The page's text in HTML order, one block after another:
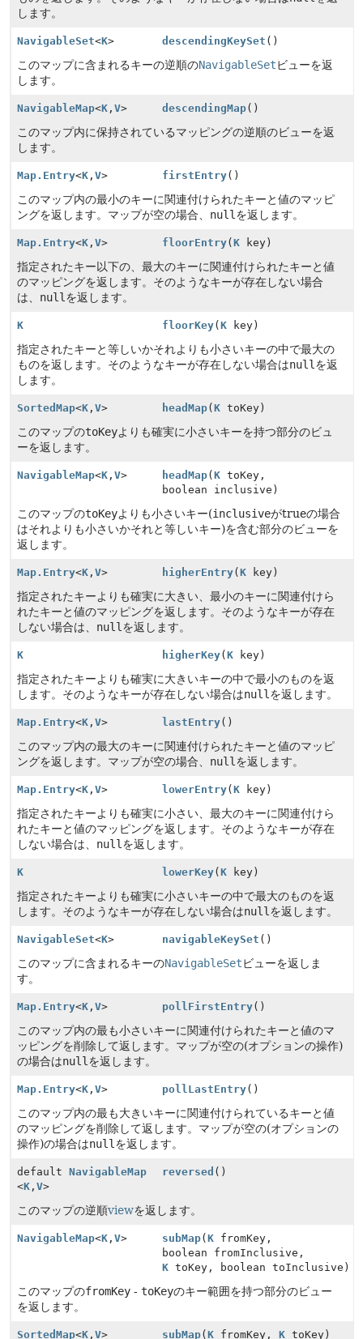
します。
NavigableSet<K> descendingKeySet ()
このマップに含まれるキーの逆順のNavigableSetビューを返
します。
NavigableMap<K , V> descendingMap()
このマップ内に保持されているマッピングの逆順のビューを返
します。
Map.Entry<K , V> firstEntry()
このマップ内の最小のキーに関連付けられたキーと値のマッピ
ングを返します。マップが空の場合、 null を返します。
Map.Entry<K , V> floorEntry(K key)
指定されたキー以下の、最大のキーに関連付けられたキーと値
のマッピングを返します。そのようなキーが存在しない場合
は、 null を返します。
K floorKey(K key)
指定されたキーと等しいかそれよりも小さいキーの中で最大の
ものを返します。そのようなキーが存在しない場合はnull を返
します。
SortedMap<K , V> headMap(K toKey)
このマップのtoKeyよりも確実に小さいキーを持つ部分のビュ
ーを返します。
NavigableMap<K , V> headMap(K toKey,
boolean inclusive)
このマップのtoKeyよりも小さいキー(inclusiveがtrueの場合
はそれよりも小さいかそれと等しいキー)を含む部分のビューを
返します。
Map.Entry<K , V> higherEntry(K key)
指定されたキーよりも確実に大きい、最小のキーに関連付けら
れたキーと値のマッピングを返します。そのようなキーが存在
しない場合は、 null を返します。
K higherKey(K key)
指定されたキーよりも確実に大きいキーの中で最小のものを返
します。そのようなキーが存在しない場合はnull を返します。
Map.Entry<K , V> lastEntry()
このマップ内の最大のキーに関連付けられたキーと値のマッピ
ングを返します。マップが空の場合、 null を返します。
Map.Entry<K , V> lowerEntry(K key)
指定されたキーよりも確実に小さい、最大のキーに関連付けら
れたキーと値のマッピングを返します。そのようなキーが存在
しない場合は、 null を返します。
K lowerKey(K key)
指定されたキーよりも確実に小さいキーの中で最大のものを返
します。そのようなキーが存在しない場合はnull を返します。
NavigableSet<K> navigableKeySet ()
このマップに含まれるキーのNavigableSetビューを返しま
す。
Map.Entry<K , V> pollFirstEntry()
このマップ内の最も小さいキーに関連付けられたキーと値のマ
ッピングを削除して返します。マップが空の(オプションの操作)
の場合はnull を返します。
Map.Entry<K , V> pollLastEntry()
このマップ内の最も大きいキーに関連付けられているキーと値
のマッピングを削除して返します。マップが空の(オプションの
操作)の場合はnull を返します。
default NavigableMap
<K , V>
reversed ()
このマップの逆順viewを返します。
NavigableMap<K , V> subMap(K fromKey,
boolean fromInclusive,
K toKey, boolean toInclusive)
このマップのfromKey - toKeyのキー範囲を持つ部分のビュー
を返します。
SortedMap<K , V> subMap(K fromKey,K toKey)